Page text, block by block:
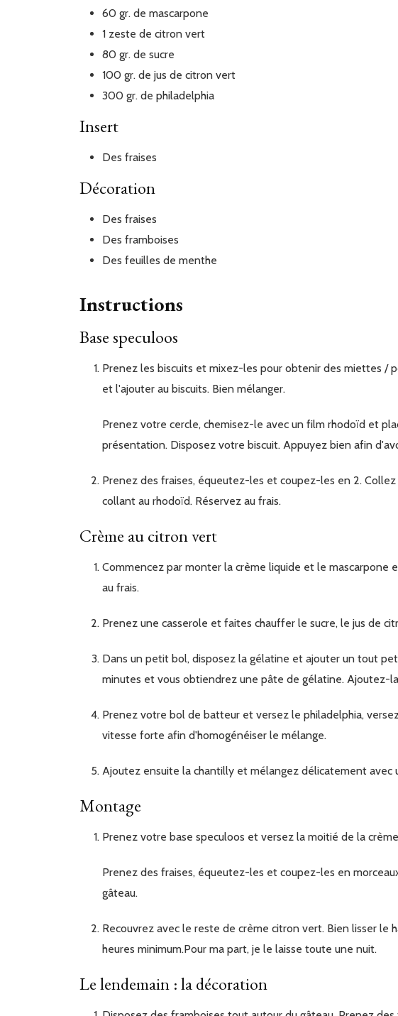
60 gr. de mascarpone
1 zeste de citron vert
80 gr. de sucre
100 gr. de jus de citron vert
300 gr. de philadelphia
Insert
Des fraises
Décoration
Des fraises
Des framboises
Des feuilles de menthe
Instructions
Base speculoos
Prenez les biscuits et mixez-les pour obtenir des miettes / poudre de speculoos. Faites fondre le beurre
et l'ajouter au biscuits. Bien mélanger.
Prenez votre cercle, chemisez-le avec un film rhodoïd et placez-le sur l'assiette ou votre plat de
présentation. Disposez votre biscuit. Appuyez bien afin
Prenez des fraises, équeutez-les et coupez-les en 2. Collez les fraises tout autour du cercle en les
collant au rhodoïd. Réservez au frais.
Crème au citron vert
Commencez par monter la crème liquide et le mascarpone en chantilly à l'aide de votre batteur. réservez
au frais.
Prenez une casserole et faites chauffer le sucre, le jus de
Dans un petit bol, disposez la gélatine et ajouter un tout petit peu d'eau pour l'hydrater. Attendez 5
minutes et vous obtiendrez une pâte de gélatine. Ajoutez-
Prenez votre bol de batteur et versez le philadelphia, versez le mélange citron vert tiède et battez à
vitesse forte afin d'homogénéiser le mélange.
Ajoutez ensuite la chantilly et mélangez délicatement
Montage
Prenez votre base speculoos et versez la moitié de la
Prenez des fraises, équeutez-les et coupez-les en morceaux. Disposez-les sur la crème sur la surface du
gâteau.
Recouvrez avec le reste de crème citron vert. Bien lisser le haut du gâteau. Réservez au frais pendant 4
heures minimum.Pour ma part, je le laisse toute une nuit.
Le lendemain : la décoration